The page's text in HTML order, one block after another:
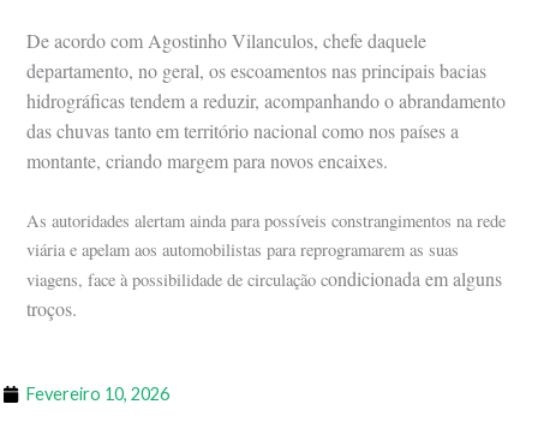
De acordo com Agostinho Vilanculos, chefe daquele
departamento, no geral, os escoamentos nas principais bacias
hidrográficas tendem a reduzir, acompanhando o abrandamento
das chuvas tanto em território nacional como nos países a
montante, criando margem para novos encaixes.
As autoridades alertam ainda para possíveis constrangimentos na rede
viária e apelam aos automobilistas para reprogramarem as suas
viagens, face à possibilidade de circulação condicionada em alguns
troços.
Fevereiro 10, 2026